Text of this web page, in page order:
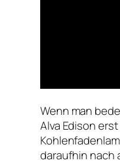
Wenn man
Alva Edison
daraufhin nach